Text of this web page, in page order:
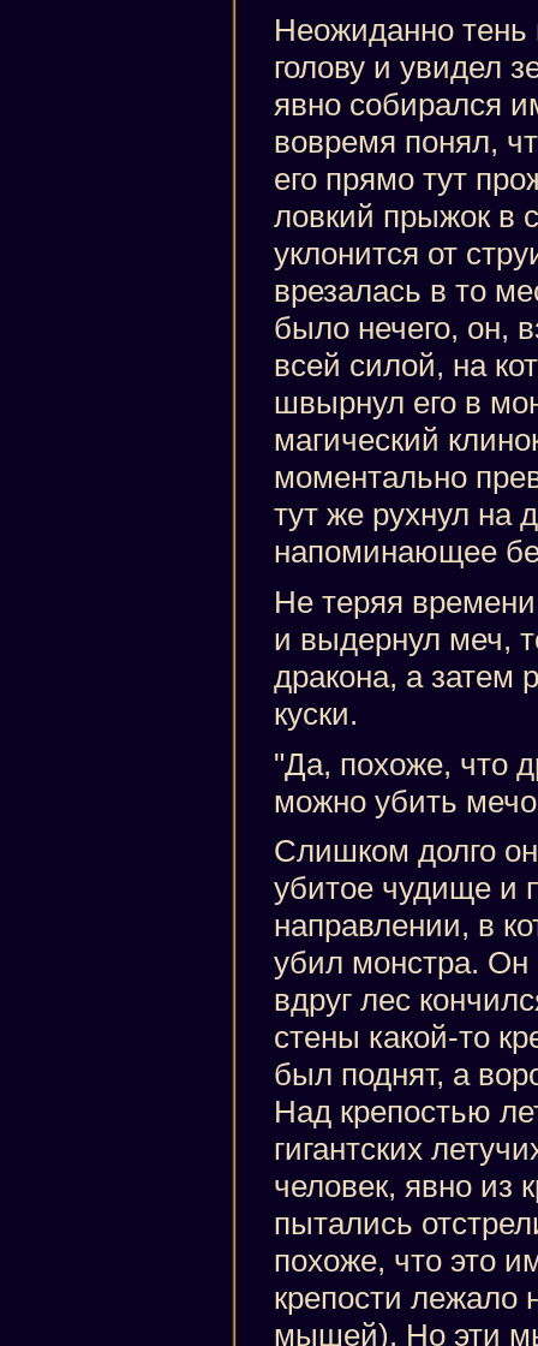
Неожиданно тень
голову и увидел
явно собирался
вовремя понял,
его прямо тут
ловкий прыжок в
уклонится от
врезалась в то
было нечего, он,
всей силой, на
швырнул его в
магический
моментально
тут же рухнул на
напоминающее
Не теряя
и выдернул меч,
дракона, а затем
куски.
"Да, похоже, что
можно убить
Слишком долго
убитое чудище и
направлении, в
убил монстра. Он
вдруг лес
стены какой-то
был поднят, а
Над крепостью
гигантских
человек, явно из
пытались
похоже, что это
крепости лежало
мышей). Но эти